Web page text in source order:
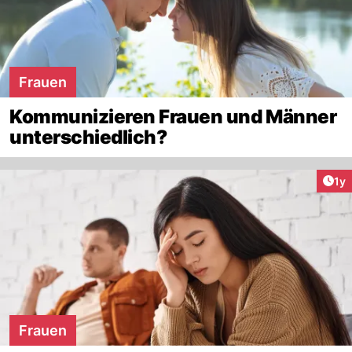
Frauen
Kommunizieren Frauen und Männer
unterschiedlich?
1y
Frauen